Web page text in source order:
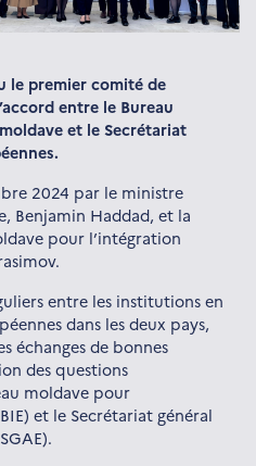
le premier comité de
entre le Bureau
et le Secrétariat
2024 par le ministre
Benjamin Haddad, et la
pour l’intégration
entre les institutions en
dans les deux pays,
échanges de bonnes
des questions
moldave pour
et le Secrétariat général